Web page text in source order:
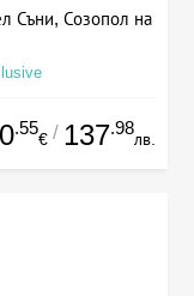
Съни, Созопол на
.55
€ / 137.98
лв.